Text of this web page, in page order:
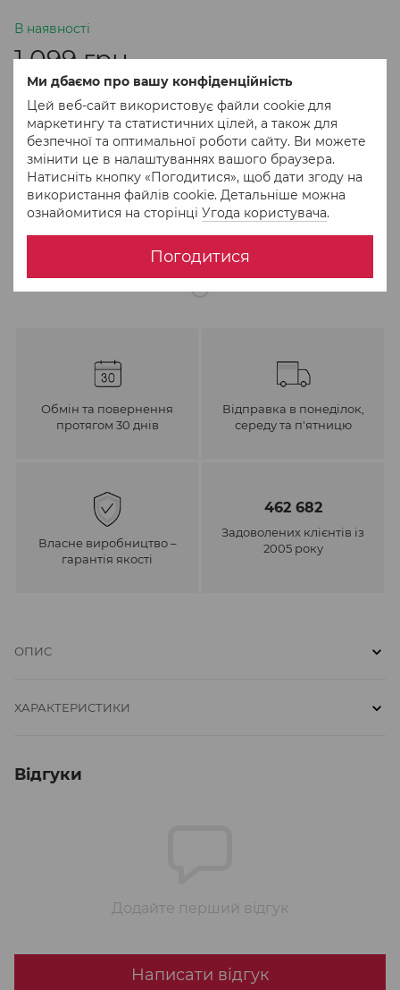
Ми дбаємо про вашу конфіденційність
Цей веб-сайт використовує файли cookie для
маркетингу та статистичних цілей, а також для
безпечної та оптимальної роботи сайту. Ви можете
змінити це в налаштуваннях вашого браузера.
Натисніть кнопку «Погодитися», щоб дати згоду на
використання файлів cookie. Детальніше можна
ознайомитися на сторінці Угода користувача.
Погодитися
В наявності
1 099 грн
В кошик
Придбати в 1 клік
До обраного Порівняти
Обмін та повернення
протягом 30 днів
Відправка в понеділок,
середу та п'ятницю
Власне виробництво –
гарантія якості
462 682
Задоволених клієнтів із
2005 року
ОПИС
ХАРАКТЕРИСТИКИ
Відгуки
Додайте перший відгук
Написати відгук